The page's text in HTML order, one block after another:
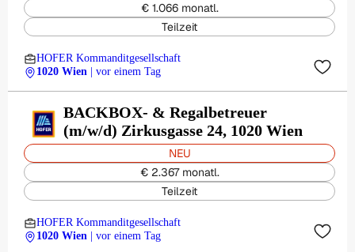
€ 1.066 monatl.
Teilzeit
HOFER Kommanditgesellschaft
1020 Wien
| vor einem Tag
BACKBOX- & Regalbetreuer
(m/w/d) Zirkusgasse 24, 1020 Wien
NEU
€ 2.367 monatl.
Teilzeit
HOFER Kommanditgesellschaft
1020 Wien
| vor einem Tag